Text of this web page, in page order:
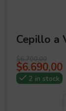
Cepillo a
$
$6.690,00
2 in stock